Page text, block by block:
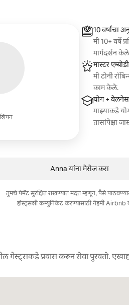
10 वर्षांचा
मी 10+ वर्षे
मार्गदर्शन
मास्टर
मी टोनी
काम केले.
योग +
माझ्याकडे
तासांपेक्षा
Anna यांना मेसेज करा
तुमचे पेमेंट सुरक्षित राखण्यात मदत म्हणून, पैसे
होस्ट्सशी कम्युनिकेट करण्यासाठी नेहमी Airbnb
गेस्ट्सकडे प्रवास करून सेवा पुरवतो.